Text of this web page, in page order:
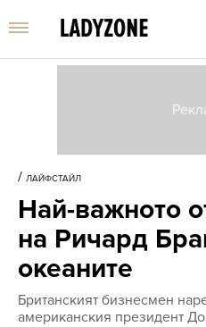
/ ЛАЙФСТАЙЛ
Най-важното
на Ричард
океаните
Британският бизнесмен
американския президент